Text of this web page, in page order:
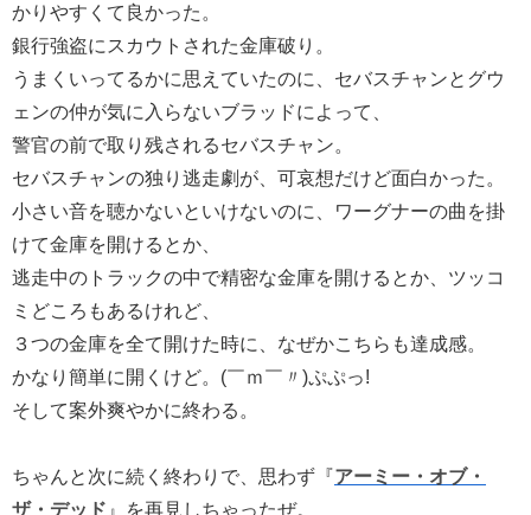
かりやすくて良かった。
銀行強盗にスカウトされた金庫破り。
うまくいってるかに思えていたのに、セバスチャンとグウ
ェンの仲が気に入らないブラッドによって、
警官の前で取り残されるセバスチャン。
セバスチャンの独り逃走劇が、可哀想だけど面白かった。
小さい音を聴かないといけないのに、ワーグナーの曲を掛
けて金庫を開けるとか、
逃走中のトラックの中で精密な金庫を開けるとか、ツッコ
ミどころもあるけれど、
３つの金庫を全て開けた時に、なぜかこちらも達成感。
かなり簡単に開くけど。(￣ｍ￣〃)ぷぷっ!
そして案外爽やかに終わる。
ちゃんと次に続く終わりで、思わず『アーミー・オブ・
ザ・デッド 』を再見しちゃったぜ。